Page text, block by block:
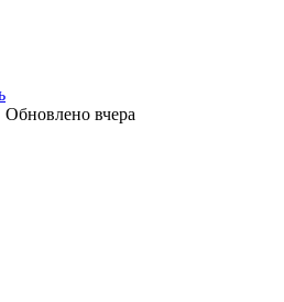
Обновлено вчера